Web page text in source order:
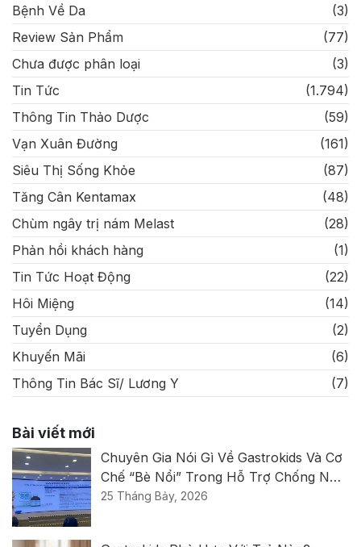
Bệnh Về Da
(3)
Review Sản Phẩm
(77)
Chưa được phân loại
(3)
Tin Tức
(1.794)
Thông Tin Thảo Dược
(59)
Vạn Xuân Đường
(161)
Siêu Thị Sống Khỏe
(87)
Tăng Cân Kentamax
(48)
Chùm ngây trị nám Melast
(28)
Phản hồi khách hàng
(1)
Tin Tức Hoạt Động
(22)
Hôi Miệng
(14)
Tuyển Dụng
(2)
Khuyến Mãi
(6)
Thông Tin Bác Sĩ/ Lương Y
(7)
Bài viết mới
Chuyên Gia Nói Gì Về Gastrokids Và Cơ
Chế “bè Nổi” Trong Hỗ Trợ Chống Nôn
Trớ, Trào Ngược?
25 Tháng Bảy, 2026